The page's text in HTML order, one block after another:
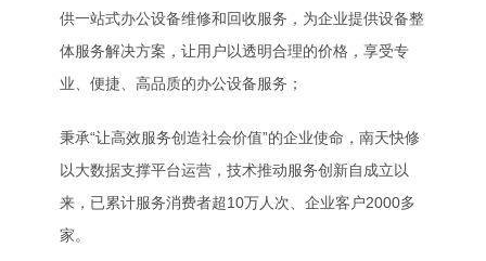
供一站式办公设备维修和回收服务，为企业提供设备整
体服务解决方案，让用户以透明合理的价格，享受专
业、便捷、高品质的办公设备服务；
秉承“让高效服务创造社会价值”的企业使命，南天快修
以大数据支撑平台运营，技术推动服务创新自成立以
来，已累计服务消费者超10万人次、企业客户2000多
家。